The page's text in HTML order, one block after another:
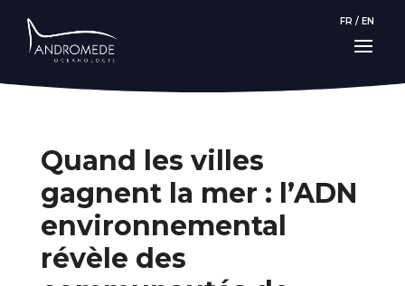
FR / EN
Quand les villes
gagnent la mer : l’ADN
environnemental
révèle des